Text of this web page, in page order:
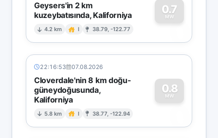
Geysers'in 2 km
kuzeybatısında, Kaliforniya
4.2 km I 38.79, -122.77
0.7
MW
0
22:16:53 07.08.2026
Cloverdale'nin 8 km doğu-
güneydoğusunda,
Kaliforniya
5.8 km I 38.77, -122.94
0.8
MW
0